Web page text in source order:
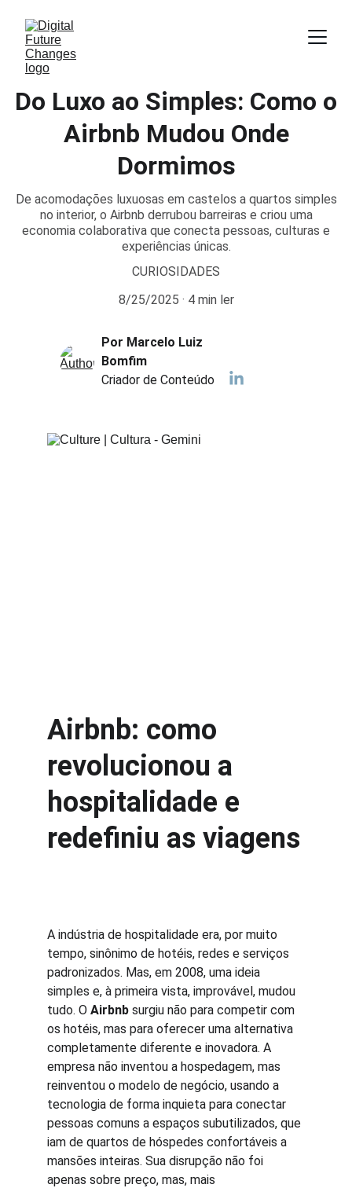
Do Luxo ao Simples: Como o
Airbnb Mudou Onde
Dormimos
De acomodações luxuosas em castelos a quartos simples
no interior, o Airbnb derrubou barreiras e criou uma
economia colaborativa que conecta pessoas, culturas e
experiências únicas.
CURIOSIDADES
8/25/2025
4 min ler
Por Marcelo Luiz
Bomfim
Criador de Conteúdo
Airbnb: como
revolucionou a
hospitalidade e
redefiniu as viagens
A indústria de hospitalidade era, por muito
tempo, sinônimo de hotéis, redes e serviços
padronizados. Mas, em 2008, uma ideia
simples e, à primeira vista, improvável, mudou
tudo. O Airbnb surgiu não para competir com
os hotéis, mas para oferecer uma alternativa
completamente diferente e inovadora. A
empresa não inventou a hospedagem, mas
reinventou o modelo de negócio, usando a
tecnologia de forma inquieta para conectar
pessoas comuns a espaços subutilizados, que
iam de quartos de hóspedes confortáveis a
mansões inteiras. Sua disrupção não foi
apenas sobre preço, mas, mais